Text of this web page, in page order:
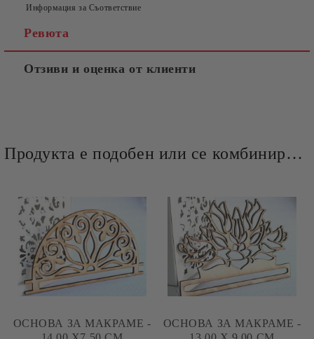
Информация за Съответствие
Ревюта
Отзиви и оценка от клиенти
Продукта е подобен или се комбинира добре и със следните продукти :
ОСНОВА ЗА МАКРАМЕ -
ОСНОВА ЗА МАКРАМЕ -